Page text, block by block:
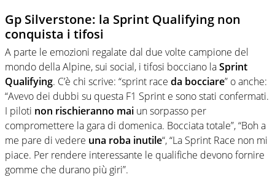
Gp Silverstone: la Sprint Qualifying non
conquista i tifosi
A parte le emozioni regalate dal due volte campione del
mondo della Alpine, sui social, i tifosi bocciano laSprint
Qualifying. C’è chi scrive: “sprint race da bocciare” o anche:
“Avevo dei dubbi su questa F1 Sprint e sono stati confermati.
I piloti non rischieranno mai un sorpasso per
compromettere la gara di domenica. Bocciata totale”, “Boh a
me pare di vedere una roba inutile“, “La Sprint Race non mi
piace. Per rendere interessante le qualifiche devono fornire
gomme che durano più giri”.